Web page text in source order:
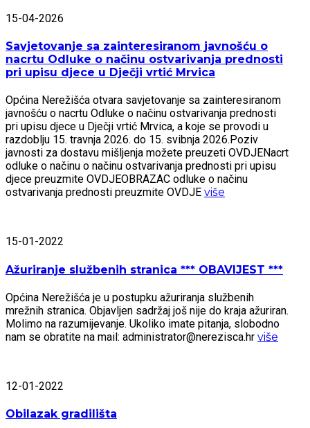
15-04-2026
Savjetovanje sa zainteresiranom javnošću o
nacrtu Odluke o načinu ostvarivanja prednosti
pri upisu djece u Dječji vrtić Mrvica
Općina Nerežišća otvara savjetovanje sa zainteresiranom
javnošću o nacrtu Odluke o načinu ostvarivanja prednosti
pri upisu djece u Dječji vrtić Mrvica, a koje se provodi u
razdoblju 15. travnja 2026. do 15. svibnja 2026.Poziv
javnosti za dostavu mišljenja možete preuzeti OVDJENacrt
odluke o načinu o načinu ostvarivanja prednosti pri upisu
djece preuzmite OVDJEOBRAZAC odluke o načinu
ostvarivanja prednosti preuzmite OVDJE više
15-01-2022
Ažuriranje službenih stranica *** OBAVIJEST ***
Općina Nerežišća je u postupku ažuriranja službenih
mrežnih stranica. Objavljen sadržaj još nije do kraja ažuriran.
Molimo na razumijevanje. Ukoliko imate pitanja, slobodno
nam se obratite na mail: administrator@nerezisca.hr više
12-01-2022
Obilazak gradilišta